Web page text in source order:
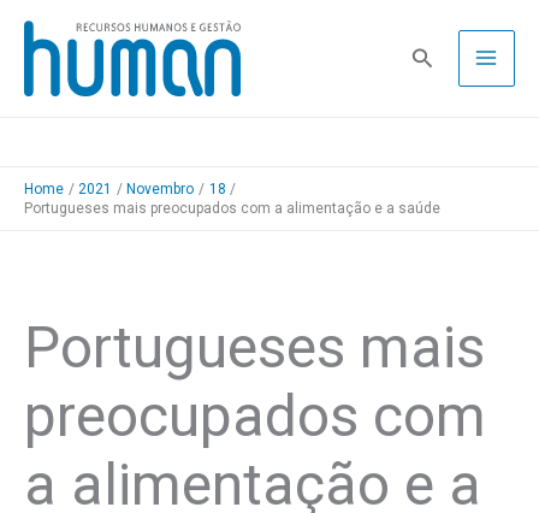
Skip
content
Pesquisa
Home 2021 Novembro
18
Portugueses mais preocupados com a alimentação e a saúde
Portugueses mais
preocupados com
a alimentação e a